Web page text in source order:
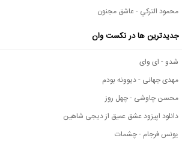
محمود التركي - عاشق مجنون
جدیدترین ها در نکست وان
شدو - ای وای
مهدی جهانی - دیوونه بودم
محسن چاوشی - چهل روز
دانلود اپیزود عشق عمیق از دیجی شاهین
یونس فرجام - چشمات